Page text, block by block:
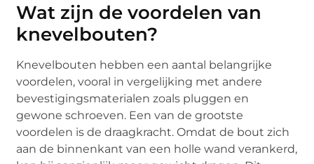
Wat zijn de voordelen van
knevelbouten?
Knevelbouten hebben een aantal belangrijke
voordelen, vooral in vergelijking met andere
bevestigingsmaterialen zoals pluggen en
gewone schroeven. Een van de grootste
voordelen is de draagkracht. Omdat de bout zich
aan de binnenkant van een holle wand verankerd,